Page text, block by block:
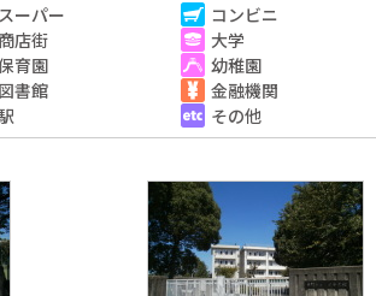
スーパー コンビニ
商店街 大学
育園 幼稚園
図書館 金融機関
その他